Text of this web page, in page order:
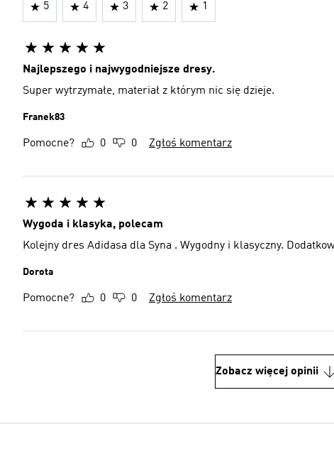
5 4 3 2 1
Najlepszego i najwygodniejsze dresy.
Super wytrzymałe, materiał z którym nic się dzieje.
Franek83
Pomocne? 0 0 Zgłoś komentarz
Wygoda i klasyka, polecam
Kolejny dres Adidasa dla Syna . Wygodny i klasyczny.
Dorota
Pomocne? 0 0 Zgłoś komentarz
Zobacz więcej opinii